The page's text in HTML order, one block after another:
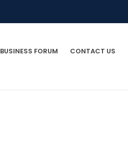
BUSINESS FORUM CONTACT US